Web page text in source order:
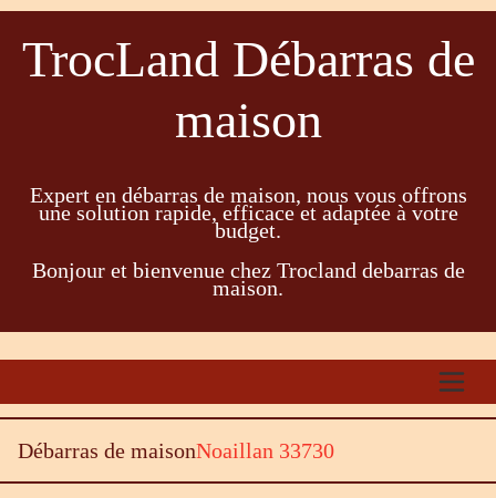
TrocLand Débarras de
maison
Expert en débarras de maison, nous vous offrons
une solution rapide, efficace et adaptée à votre
budget.
Bonjour et bienvenue chez Trocland debarras de
maison.
Débarras de maisonNoaillan 33730